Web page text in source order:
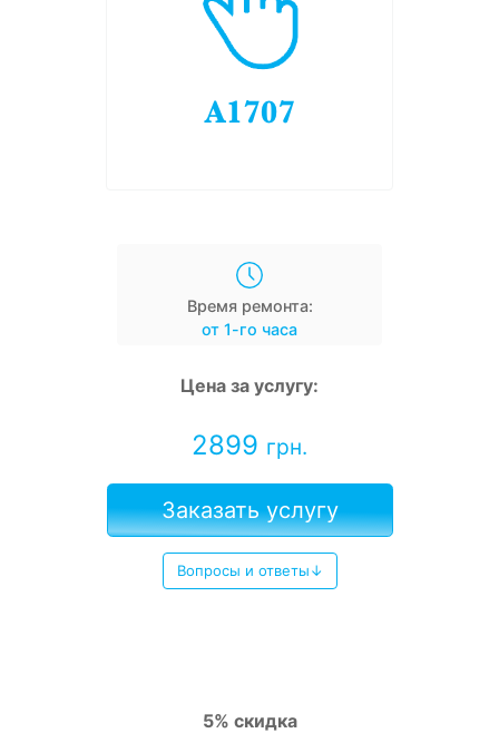
Время ремонта:
от 1-го часа
Цена за услугу:
2899 грн.
Заказать услугу
Вопросы и ответы↓
5% скидка